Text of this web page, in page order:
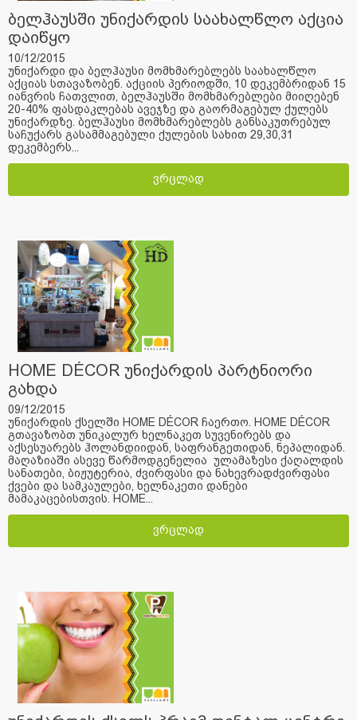
ბელჰაუსში უნიქარდის საახალწლო აქცია
დაიწყო
10/12/2015
უნიქარდი და ბელჰაუსი მომხმარებლებს საახალწლო
აქციას სთავაზობენ. აქციის პერიოდში, 10 დეკემბრიდან 15
იანვრის ჩათვლით, ბელჰაუსში მომხმარებლები მიიღებენ
20-40% ფასდაკლებას ავეჯზე და გაორმაგებულ ქულებს
უნიქარდზე. ბელჰაუსი მომხმარებლებს განსაკუთრებულ
საჩუქარს გასამმაგებული ქულების სახით 29,30,31
დეკემბერს...
ვრცლად
HOME DÉCOR უნიქარდის პარტნიორი
გახდა
09/12/2015
უნიქარდის ქსელში HOME DÉCOR ჩაერთო. HOME DÉCOR
გთავაზობთ უნიკალურ ხელნაკეთ სუვენირებს და
აქსესუარებს ჰოლანდიიდან, საფრანგეთიდან, ნეპალიდან.
მაღაზიაში ასევე წარმოდგენელია ულამაზესი ქაღალდის
სანათები, ბიჟუტერია, ძვირფასი და ნახევრადძვირფასი
ქვები და სამკაულები, ხელნაკეთი დანები
მამაკაცებისთვის. HOME...
ვრცლად